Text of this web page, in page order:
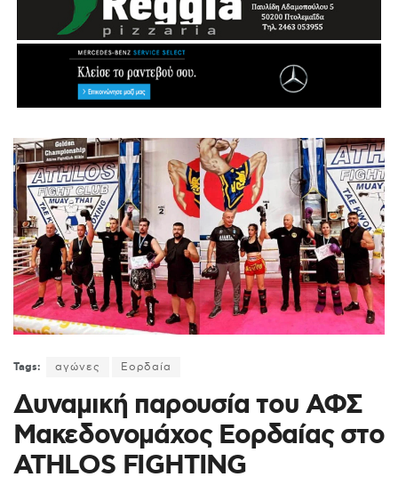
Tags: αγώνες Εορδαία
Δυναμική παρουσία του ΑΦΣ
Μακεδονομάχος Εορδαίας στο
ATHLOS FIGHTING